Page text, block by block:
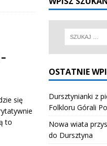
się
to
OSTATNIE
Dursztynianki z
Folkloru Górali
Nowa wiata
do Dursztyna